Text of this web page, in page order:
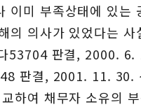
이미 부족상태에 있
의 의사가 있었다는
53704 판결, 2000.
판결, 2001. 11. 30.
하여 채무자 소유의